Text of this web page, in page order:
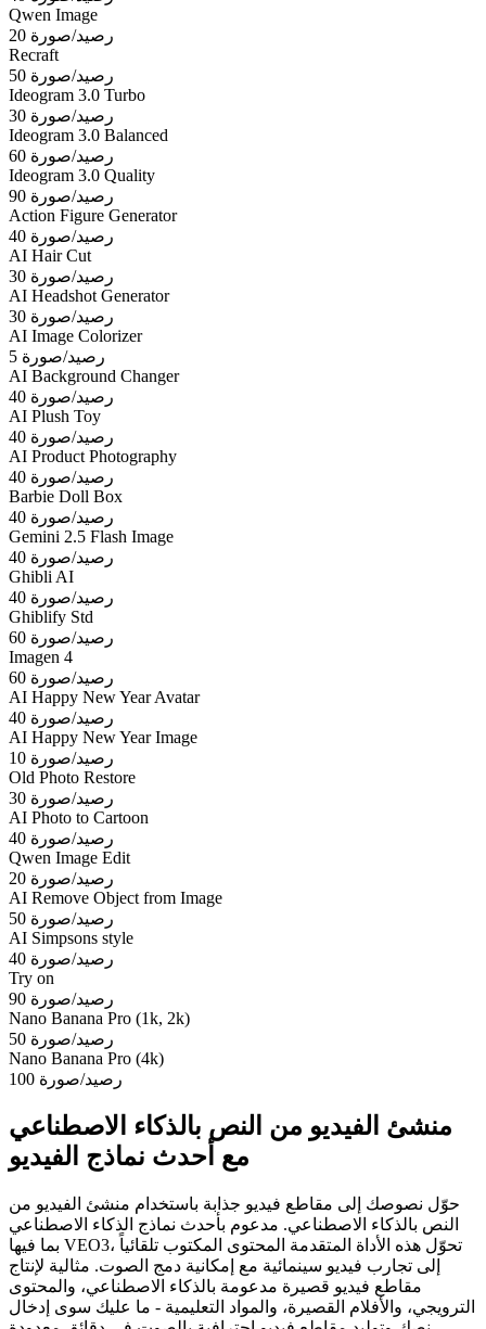
Qwen Image
20 رصيد/صورة
Recraft
50 رصيد/صورة
Ideogram 3.0 Turbo
30 رصيد/صورة
Ideogram 3.0 Balanced
60 رصيد/صورة
Ideogram 3.0 Quality
90 رصيد/صورة
Action Figure Generator
40 رصيد/صورة
AI Hair Cut
30 رصيد/صورة
AI Headshot Generator
30 رصيد/صورة
AI Image Colorizer
5 رصيد/صورة
AI Background Changer
40 رصيد/صورة
AI Plush Toy
40 رصيد/صورة
AI Product Photography
40 رصيد/صورة
Barbie Doll Box
40 رصيد/صورة
Gemini 2.5 Flash Image
40 رصيد/صورة
Ghibli AI
40 رصيد/صورة
Ghiblify Std
60 رصيد/صورة
Imagen 4
60 رصيد/صورة
AI Happy New Year Avatar
40 رصيد/صورة
AI Happy New Year Image
10 رصيد/صورة
Old Photo Restore
30 رصيد/صورة
AI Photo to Cartoon
40 رصيد/صورة
Qwen Image Edit
20 رصيد/صورة
AI Remove Object from Image
50 رصيد/صورة
AI Simpsons style
40 رصيد/صورة
Try on
90 رصيد/صورة
Nano Banana Pro (1k, 2k)
50 رصيد/صورة
Nano Banana Pro (4k)
100 رصيد/صورة
منشئ الفيديو من النص بالذكاء الاصطناعي
مع أحدث نماذج الفيديو
حوّل نصوصك إلى مقاطع فيديو جذابة باستخدام منشئ الفيديو من
النص بالذكاء الاصطناعي. مدعوم بأحدث نماذج الذكاء الاصطناعي
بما فيها VEO3، تحوّل هذه الأداة المتقدمة المحتوى المكتوب تلقائياً
إلى تجارب فيديو سينمائية مع إمكانية دمج الصوت. مثالية لإنتاج
مقاطع فيديو قصيرة مدعومة بالذكاء الاصطناعي، والمحتوى
الترويجي، والأفلام القصيرة، والمواد التعليمية - ما عليك سوى إدخال